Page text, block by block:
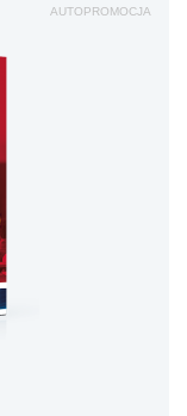
AUTOPROMOCJA